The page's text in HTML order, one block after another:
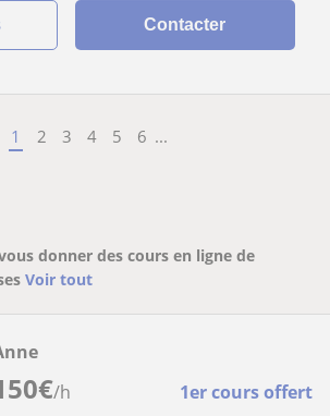
Contacter
1 2 3 4 5 6 ...
donner des cours en ligne de
Voir tout
€/h 1er cours offert